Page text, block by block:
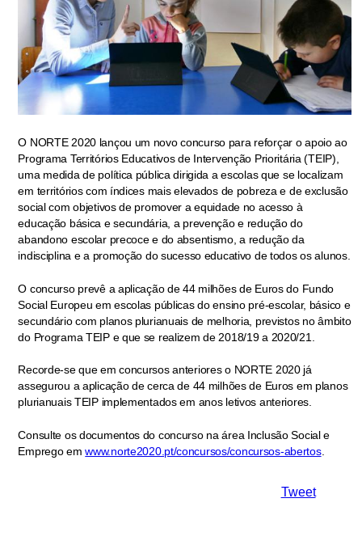
O NORTE 2020 lançou um novo concurso para reforçar o apoio ao
Programa Territórios Educativos de Intervenção Prioritária (TEIP),
uma medida de política pública dirigida a escolas que se localizam
em territórios com índices mais elevados de pobreza e de exclusão
social com objetivos de promover a equidade no acesso à
educação básica e secundária, a prevenção e redução do
abandono escolar precoce e do absentismo, a redução da
indisciplina e a promoção do sucesso educativo de todos os alunos.
O concurso prevê a aplicação de 44 milhões de Euros do Fundo
Social Europeu em escolas públicas do ensino pré-escolar, básico e
secundário com planos plurianuais de melhoria, previstos no âmbito
do Programa TEIP e que se realizem de 2018/19 a 2020/21.
Recorde-se que em concursos anteriores o NORTE 2020 já
assegurou a aplicação de cerca de 44 milhões de Euros em planos
plurianuais TEIP implementados em anos letivos anteriores.
Consulte os documentos do concurso na área Inclusão Social e
Emprego emwww.norte2020.pt/concursos/concursos-abertos.
Tweet